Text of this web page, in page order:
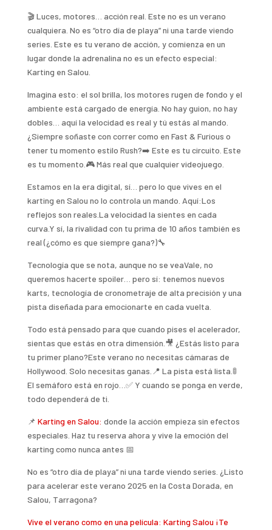
🎬 Luces, motores… acción real. Este no es un verano
cualquiera. No es “otro día de playa” ni una tarde viendo
series. Este es tu verano de acción, y comienza en un
lugar donde la adrenalina no es un efecto especial:
Karting en Salou.
Imagina esto: el sol brilla, los motores rugen de fondo y el
ambiente está cargado de energía. No hay guion, no hay
dobles… aquí la velocidad es real y tú estás al mando.
¿Siempre soñaste con correr como en Fast & Furious o
tener tu momento estilo Rush?➡️ Este es tu circuito. Este
es tu momento.🎮 Más real que cualquier videojuego.
Estamos en la era digital, sí… pero lo que vives en el
karting en Salou no lo controla un mando. Aquí:Los
reflejos son reales.La velocidad la sientes en cada
curva.Y sí, la rivalidad con tu prima de 10 años también es
real (¿cómo es que siempre gana?)🔧
Tecnología que se nota, aunque no se veaVale, no
queremos hacerte spoiler… pero sí: tenemos nuevos
karts, tecnología de cronometraje de alta precisión y una
pista diseñada para emocionarte en cada vuelta.
Todo está pensado para que cuando pises el acelerador,
sientas que estás en otra dimensión.🎥 ¿Estás listo para
tu primer plano?Este verano no necesitas cámaras de
Hollywood. Solo necesitas ganas.📍 La pista está lista.🚦
El semáforo está en rojo…✅ Y cuando se ponga en verde,
todo dependerá de ti.
📌 Karting en Salou: donde la acción empieza sin efectos
especiales. Haz tu reserva ahora y vive la emoción del
karting como nunca antes 📅
No es “otro día de playa” ni una tarde viendo series. ¿Listo
para acelerar este verano 2025 en la Costa Dorada, en
Salou, Tarragona?
Vive el verano como en una película: Karting Salou ¡Te